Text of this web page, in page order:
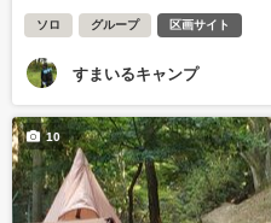
ソロ グループ 区画サイト
すまいるキャンプ
10